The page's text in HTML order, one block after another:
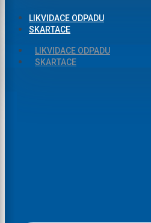
LIKVIDACE ODPADU
SKARTACE
LIKVIDACE ODPADU
SKARTACE